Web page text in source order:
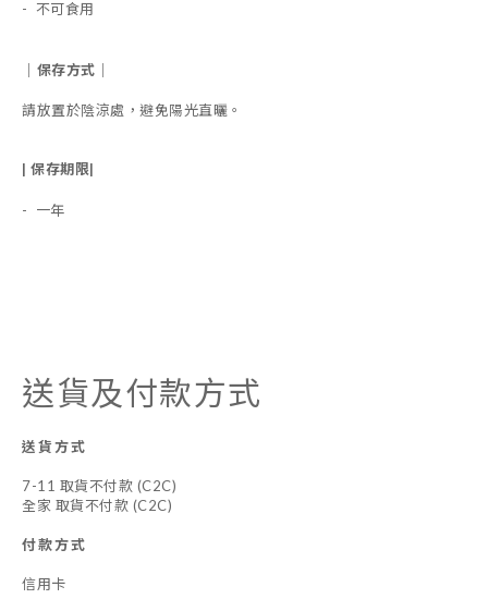
- 不可食用
｜保存方式｜
請放置於陰涼處，避免陽光直曬。
| 保存期限|
- 一年
送貨及付款方式
送貨方式
7-11 取貨不付款 (C2C)
全家 取貨不付款 (C2C)
付款方式
信用卡